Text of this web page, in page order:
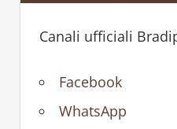
Canali ufficiali
Facebook
WhatsApp